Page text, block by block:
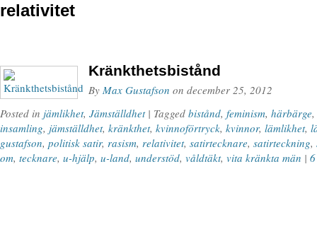
relativitet
Kränkthetsbistånd
By Max Gustafson on december 25, 2012
Posted in jämlikhet, Jämställdhet | Tagged bistånd, feminism, härbärge,
insamling, jämställdhet, kränkthet, kvinnoförtryck, kvinnor, lämlikhet,
gustafson, politisk satir, rasism, relativitet, satirtecknare, satirteckning,
om, tecknare, u-hjälp, u-land, understöd, våldtäkt, vita kränkta män |